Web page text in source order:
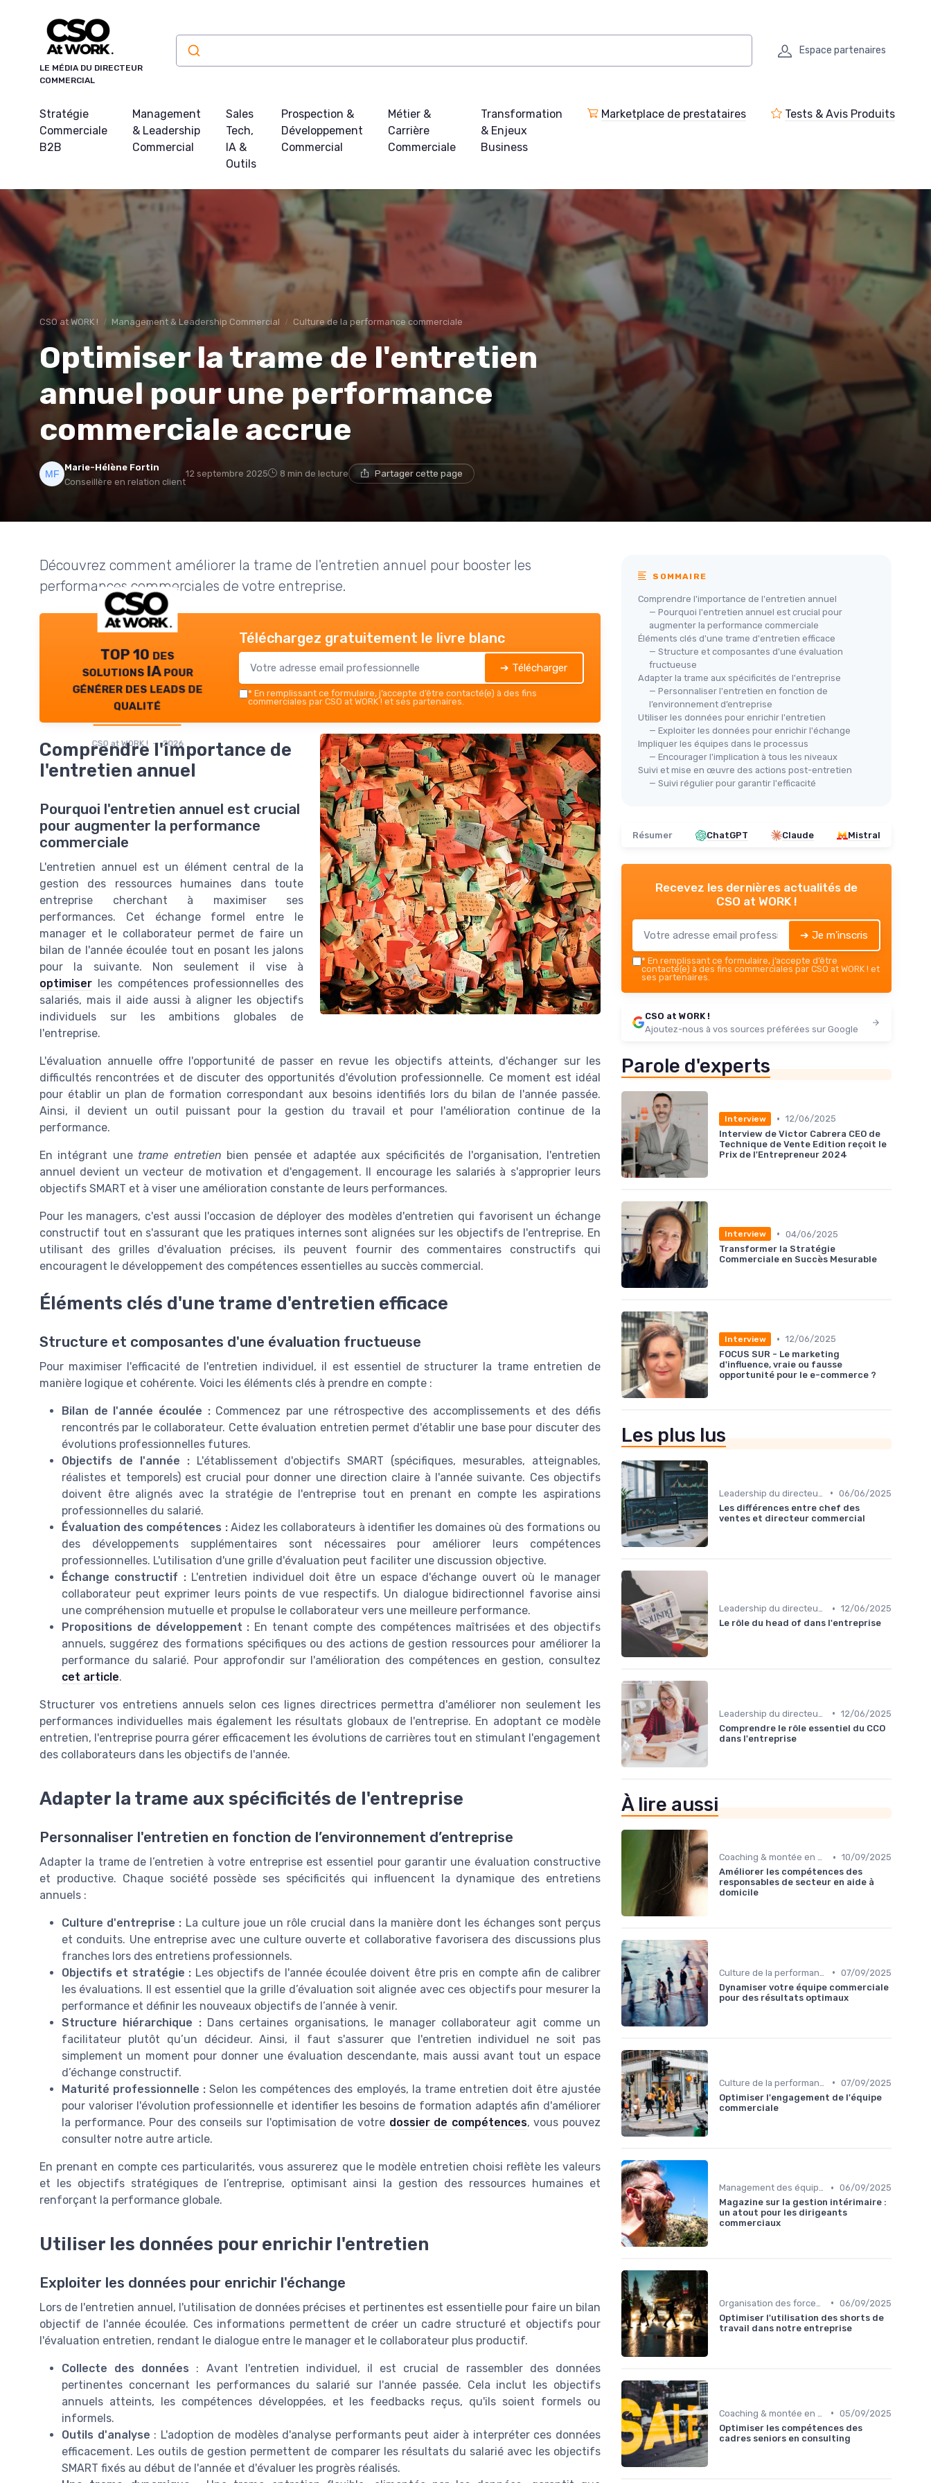
LE MÉDIA DU DIRECTEUR
COMMERCIAL
Espace partenaires
Stratégie
Commerciale
B2B
Management
& Leadership
Commercial
Sales
Tech,
IA &
Outils
Prospection &
Développement
Commercial
Métier &
Carrière
Commerciale
Transformation
& Enjeux
Business
Marketplace de prestataires Tests & Avis Produits
CSO at WORK ! Management & Leadership Commercial Culture de la performance commerciale
Optimiser la trame de l'entretien
annuel pour une performance
commerciale accrue
Marie-Hélène Fortin
Conseillère en relation client
12 septembre 2025 8 min de lecture Partager cette page
Découvrez comment améliorer la trame de l'entretien annuel pour booster les
performances commerciales de votre entreprise.
TOP 10 des
solutions IA pour
générer des leads de
qualité
CSO at WORK ! — 2026
Téléchargez gratuitement le livre blanc
➔ Télécharger
* En remplissant ce formulaire, j’accepte d’être contacté(e) à des fins
commerciales par CSO at WORK ! et ses partenaires.
Comprendre l'importance de
l'entretien annuel
Pourquoi l'entretien annuel est crucial
pour augmenter la performance
commerciale
L'entretien annuel est un élément central de la
gestion des ressources humaines dans toute
entreprise cherchant à maximiser ses
performances. Cet échange formel entre le
manager et le collaborateur permet de faire un
bilan de l'année écoulée tout en posant les jalons
pour la suivante. Non seulement il vise à
optimiser les compétences professionnelles des
salariés, mais il aide aussi à aligner les objectifs
individuels sur les ambitions globales de
l'entreprise.
L'évaluation annuelle offre l'opportunité de passer en revue les objectifs atteints, d'échanger sur les
difficultés rencontrées et de discuter des opportunités d'évolution professionnelle. Ce moment est idéal
pour établir un plan de formation correspondant aux besoins identifiés lors du bilan de l'année passée.
Ainsi, il devient un outil puissant pour la gestion du travail et pour l'amélioration continue de la
performance.
En intégrant une trame entretien bien pensée et adaptée aux spécificités de l'organisation, l'entretien
annuel devient un vecteur de motivation et d'engagement. Il encourage les salariés à s'approprier leurs
objectifs SMART et à viser une amélioration constante de leurs performances.
Pour les managers, c'est aussi l'occasion de déployer des modèles d'entretien qui favorisent un échange
constructif tout en s'assurant que les pratiques internes sont alignées sur les objectifs de l'entreprise. En
utilisant des grilles d'évaluation précises, ils peuvent fournir des commentaires constructifs qui
encouragent le développement des compétences essentielles au succès commercial.
Éléments clés d'une trame d'entretien efficace
Structure et composantes d'une évaluation fructueuse
Pour maximiser l'efficacité de l'entretien individuel, il est essentiel de structurer la trame entretien de
manière logique et cohérente. Voici les éléments clés à prendre en compte :
Bilan de l'année écoulée :Commencez par une rétrospective des accomplissements et des défis
rencontrés par le collaborateur. Cette évaluation entretien permet d'établir une base pour discuter des
évolutions professionnelles futures.
Objectifs de l'année :L'établissement d'objectifs SMART (spécifiques, mesurables, atteignables,
réalistes et temporels) est crucial pour donner une direction claire à l'année suivante. Ces objectifs
doivent être alignés avec la stratégie de l'entreprise tout en prenant en compte les aspirations
professionnelles du salarié.
Évaluation des compétences :Aidez les collaborateurs à identifier les domaines où des formations ou
des développements supplémentaires sont nécessaires pour améliorer leurs compétences
professionnelles. L'utilisation d'une grille d'évaluation peut faciliter une discussion objective.
Échange constructif :L'entretien individuel doit être un espace d'échange ouvert où le manager
collaborateur peut exprimer leurs points de vue respectifs. Un dialogue bidirectionnel favorise ainsi
une compréhension mutuelle et propulse le collaborateur vers une meilleure performance.
Propositions de développement : En tenant compte des compétences maîtrisées et des objectifs
annuels, suggérez des formations spécifiques ou des actions de gestion ressources pour améliorer la
performance du salarié. Pour approfondir sur l'amélioration des compétences en gestion, consultez
cet article.
Structurer vos entretiens annuels selon ces lignes directrices permettra d'améliorer non seulement les
performances individuelles mais également les résultats globaux de l'entreprise. En adoptant ce modèle
entretien, l'entreprise pourra gérer efficacement les évolutions de carrières tout en stimulant l'engagement
des collaborateurs dans les objectifs de l'année.
Adapter la trame aux spécificités de l'entreprise
Personnaliser l'entretien en fonction de l’environnement d’entreprise
Adapter la trame de l’entretien à votre entreprise est essentiel pour garantir une évaluation constructive
et productive. Chaque société possède ses spécificités qui influencent la dynamique des entretiens
annuels :
Culture d'entreprise : La culture joue un rôle crucial dans la manière dont les échanges sont perçus
et conduits. Une entreprise avec une culture ouverte et collaborative favorisera des discussions plus
franches lors des entretiens professionnels.
Objectifs et stratégie : Les objectifs de l'année écoulée doivent être pris en compte afin de calibrer
les évaluations. Il est essentiel que la grille d’évaluation soit alignée avec ces objectifs pour mesurer la
performance et définir les nouveaux objectifs de l’année à venir.
Structure hiérarchique :Dans certaines organisations, le manager collaborateur agit comme un
facilitateur plutôt qu’un décideur. Ainsi, il faut s'assurer que l'entretien individuel ne soit pas
simplement un moment pour donner une évaluation descendante, mais aussi avant tout un espace
d’échange constructif.
Maturité professionnelle : Selon les compétences des employés, la trame entretien doit être ajustée
pour valoriser l'évolution professionnelle et identifier les besoins de formation adaptés afin d'améliorer
la performance. Pour des conseils sur l'optimisation de votre dossier de compétences, vous pouvez
consulter notre autre article.
En prenant en compte ces particularités, vous assurerez que le modèle entretien choisi reflète les valeurs
et les objectifs stratégiques de l’entreprise, optimisant ainsi la gestion des ressources humaines et
renforçant la performance globale.
Utiliser les données pour enrichir l'entretien
Exploiter les données pour enrichir l'échange
Lors de l'entretien annuel, l'utilisation de données précises et pertinentes est essentielle pour faire un bilan
objectif de l'année écoulée. Ces informations permettent de créer un cadre structuré et objectifs pour
l'évaluation entretien, rendant le dialogue entre le manager et le collaborateur plus productif.
Collecte des données : Avant l'entretien individuel, il est crucial de rassembler des données
pertinentes concernant les performances du salarié sur l'année passée. Cela inclut les objectifs
annuels atteints, les compétences développées, et les feedbacks reçus, qu'ils soient formels ou
informels.
Outils d'analyse : L'adoption de modèles d'analyse performants peut aider à interpréter ces données
efficacement. Les outils de gestion permettent de comparer les résultats du salarié avec les objectifs
SMART fixés au début de l'année et d'évaluer les progrès réalisés.
SOMMAIRE
Comprendre l'importance de l'entretien annuel
— Pourquoi l'entretien annuel est crucial pour
augmenter la performance commerciale
Éléments clés d'une trame d'entretien efficace
— Structure et composantes d'une évaluation
fructueuse
Adapter la trame aux spécificités de l'entreprise
— Personnaliser l'entretien en fonction de
l’environnement d’entreprise
Utiliser les données pour enrichir l'entretien
— Exploiter les données pour enrichir l'échange
Impliquer les équipes dans le processus
— Encourager l'implication à tous les niveaux
Suivi et mise en œuvre des actions post-entretien
— Suivi régulier pour garantir l'efficacité
Résumer ChatGPT Claude Mistral
Recevez les dernières actualités de
CSO at WORK !
➔ Je m'inscris
* En remplissant ce formulaire, j’accepte d’être
contacté(e) à des fins commerciales par CSO at WORK ! et
ses partenaires.
CSO at WORK !
Ajoutez-nous à vos sources préférées sur Google
Parole d'experts
Interview • 12/06/2025
Interview de Victor Cabrera CEO de
Technique de Vente Edition reçoit le
Prix de l'Entrepreneur 2024
Interview • 04/06/2025
Transformer la Stratégie
Commerciale en Succès Mesurable
Interview • 12/06/2025
FOCUS SUR - Le marketing
d'influence, vraie ou fausse
opportunité pour le e-commerce ?
Les plus lus
• 06/06/2025
Les différences entre chef des
ventes et directeur commercial​
Leadership du directeur commercial • 12/06/2025
Le rôle du head of dans l'entreprise
• 12/06/2025
Comprendre le rôle essentiel du CCO
dans l'entreprise
À lire aussi
Coaching & montée en compétences sales • 10/09/2025
Améliorer les compétences des
responsables de secteur en aide à
domicile
• 07/09/2025
Dynamiser votre équipe commerciale
pour des résultats optimaux
• 07/09/2025
Optimiser l'engagement de l'équipe
commerciale
Management des équipes commerciales • 06/09/2025
Magazine sur la gestion intérimaire :
un atout pour les dirigeants
commerciaux
• 06/09/2025
Optimiser l'utilisation des shorts de
travail dans notre entreprise
• 05/09/2025
Optimiser les compétences des
cadres seniors en consulting